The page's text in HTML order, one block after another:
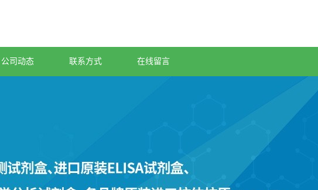
公司动态 联系方式 在线留言